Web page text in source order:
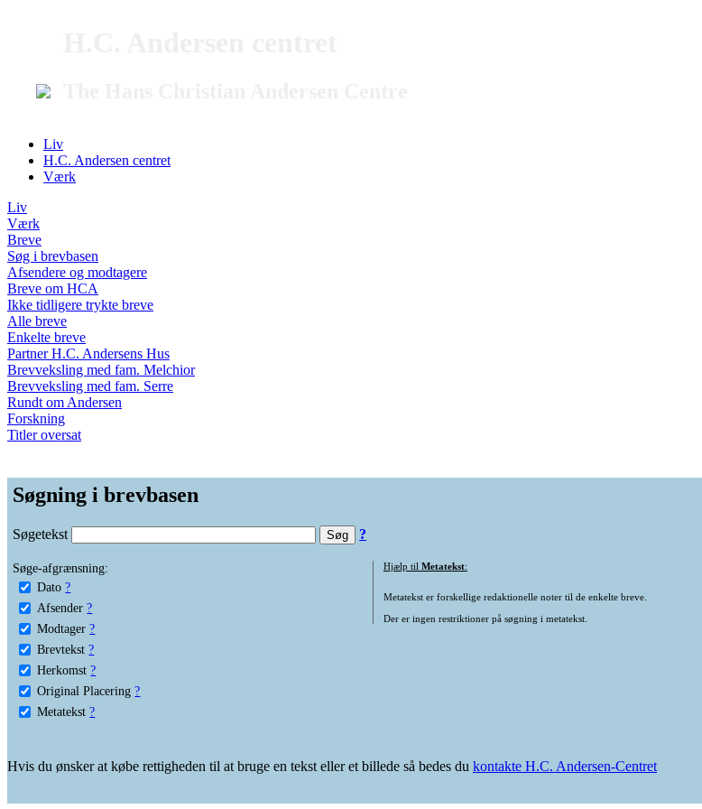
Liv
H.C. Andersen centret
Værk
Liv
Værk
Breve
Søg i brevbasen
Afsendere og modtagere
Breve om HCA
Ikke tidligere trykte breve
Alle breve
Enkelte breve
Partner H.C. Andersens Hus
Brevveksling med fam. Melchior
Brevveksling med fam. Serre
Rundt om Andersen
Forskning
Titler oversat
Søgning i brevbasen
Søgetekst ?
Søge-afgrænsning:
Dato ?
Afsender ?
Modtager ?
Brevtekst ?
Herkomst ?
Original Placering ?
Metatekst ?
Hjælp til Metatekst:
Metatekst er forskellige redaktionelle noter til de enkelte breve.
Der er ingen restriktioner på søgning i metatekst.
Hvis du ønsker at købe rettigheden til at bruge en tekst eller et billede så bedes du kontakte H.C. Andersen-Centret